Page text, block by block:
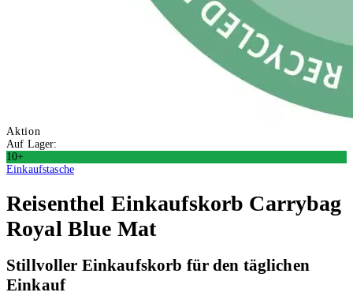
Aktion
Auf Lager:
10+
Einkaufstasche
Reisenthel Einkaufskorb Carrybag
Royal Blue Mat
Stillvoller Einkaufskorb für den täglichen
Einkauf